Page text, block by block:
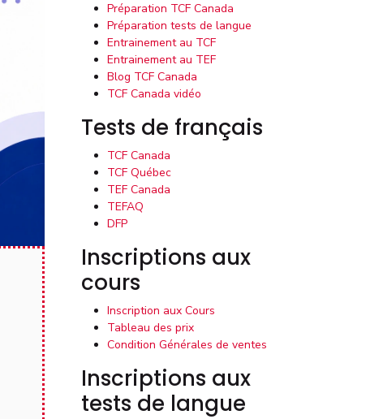
Préparation TCF Canada
Préparation tests de langue
Entrainement au TCF
Entrainement au TEF
Blog TCF Canada
TCF Canada vidéo
Tests de français
TCF Canada
TCF Québec
TEF Canada
TEFAQ
DFP
Inscriptions aux
cours
Inscription aux Cours
Tableau des prix
Condition Générales de ventes
Inscriptions aux
tests de langue